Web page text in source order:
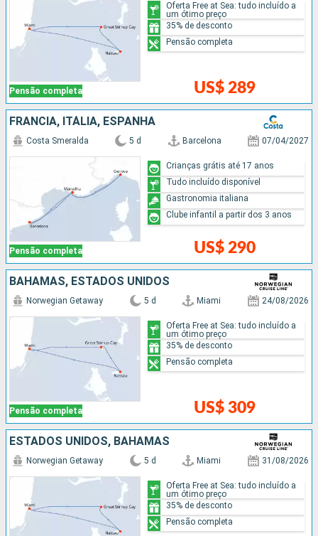
Pensão completa US$ 289
Oferta Free at Sea: tudo incluído a
um ótimo preço
35% de desconto
Pensão completa
FRANCIA, ITÁLIA, ESPANHA
Pensão completa
Costa Smeralda 5 d Barcelona 07/04/2027
US$ 290
Crianças grátis até 17 anos
Tudo incluído disponível
Gastronomia italiana
Clube infantil a partir dos 3 anos
BAHAMAS, ESTADOS UNIDOS
Pensão completa
Norwegian Getaway 5 d Miami 24/08/2026
US$ 309
Oferta Free at Sea: tudo incluído a
um ótimo preço
35% de desconto
Pensão completa
ESTADOS UNIDOS, BAHAMAS
Norwegian Getaway 5 d Miami 31/08/2026
Oferta Free at Sea: tudo incluído a
um ótimo preço
35% de desconto
Pensão completa